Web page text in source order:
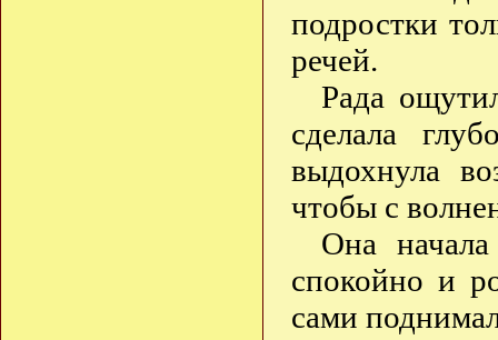
подростки
речей.
Рада
сделала
выдохнула
чтобы с
Она
спокойно и
сами